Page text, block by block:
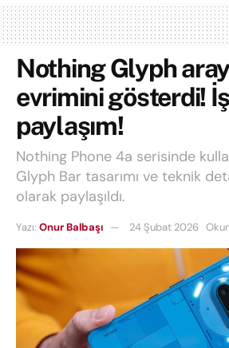
Nothing Glyph
evrimini gösterdi!
paylaşım!
Nothing Phone 4a serisinde
Glyph Bar tasarımı ve teknik
olarak paylaşıldı.
Yazı: Onur Balbaşı 24 Şubat 2026